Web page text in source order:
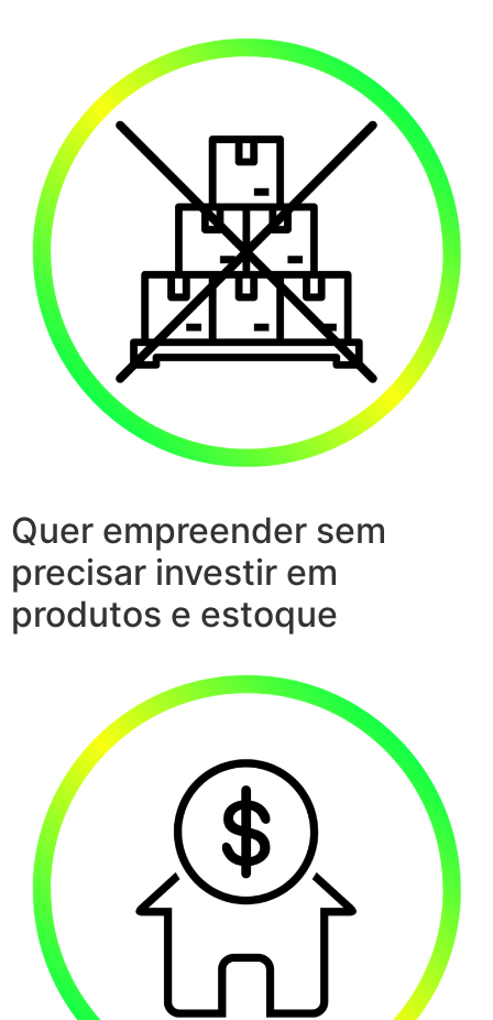
Quer empreender sem
precisar investir em
produtos e estoque